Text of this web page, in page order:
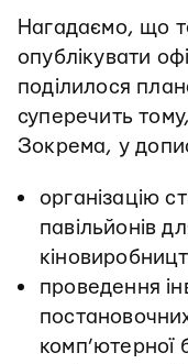
Нагадаємо, що
опублікувати
поділилося
суперечить
Зокрема, у
організацію
павільйонів
проведення
комп’ютерної